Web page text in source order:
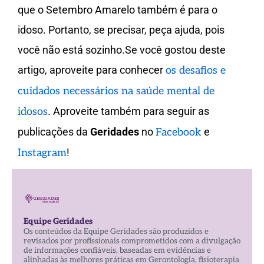
que o Setembro Amarelo também é para o
idoso. Portanto, se precisar, peça ajuda, pois
você não está sozinho.Se você gostou deste
artigo, aproveite para conheceros desafios e
cuidados necessários na saúde mental de
idosos. Aproveite também para seguir as
publicações da Geridades noFacebook e
Instagram!
Equipe Geridades
Os conteúdos da Equipe Geridades são produzidos e
revisados por profissionais comprometidos com a divulgação
de informações confiáveis, baseadas em evidências e
alinhadas às melhores práticas em Gerontologia, fisioterapia